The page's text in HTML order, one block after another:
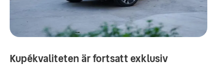
Kupékvaliteten är fortsatt exklusiv